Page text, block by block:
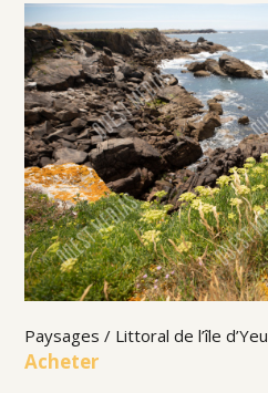
Paysages / Littoral de l’île d’Yeu
Acheter